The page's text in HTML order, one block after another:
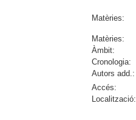
Matèries:
Matèries:
Àmbit:
Cronologia:
Autors add.:
Accés:
Localització: